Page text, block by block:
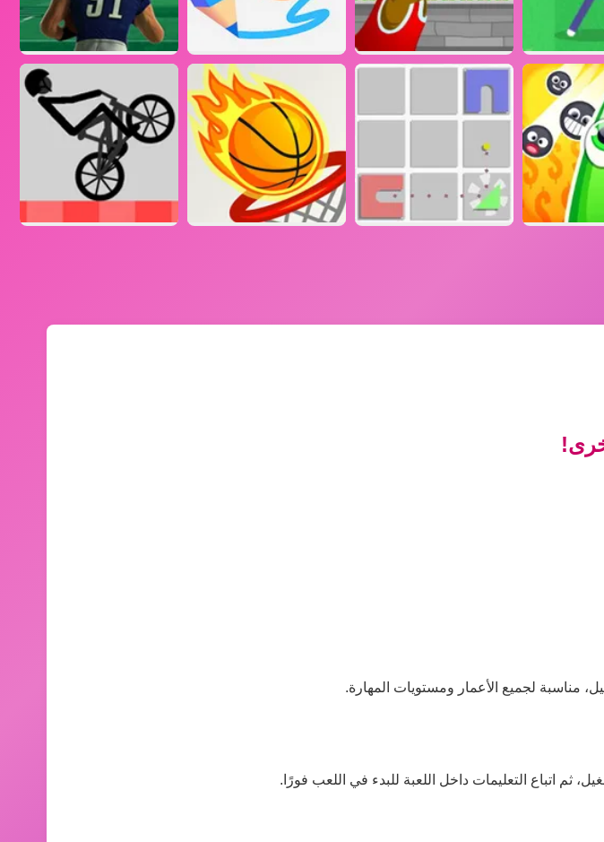
مناسبة لجميع الأعمار ومستويات المهارة.
ثم اتباع التعليمات داخل اللعبة للبدء في اللعب فورًا.